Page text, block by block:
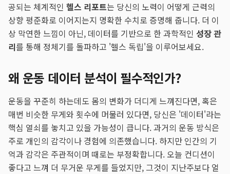
공되는 체계적인 헬스 리포트는 당신의 노력이 어떻게 근력의
상향 평준화로 이어지는지 명확한 수치로 증명해 줍니다. 더 이
상 막연한 느낌이 아닌, 데이터를 기반으로 한 과학적인 성장 관
리를 통해 정체기를 돌파하고 '헬스 독립'을 이루어보세요.
왜 운동 데이터 분석이 필수적인가?
운동을 꾸준히 하는데도 몸의 변화가 더디게 느껴진다면, 혹은
매번 비슷한 무게와 횟수에 머물러 있다면, 당신은 '데이터'라는
핵심 열쇠를 놓치고 있을 가능성이 큽니다. 과거의 운동 방식은
주로 개인의 감각이나 경험에 의존했습니다. 하지만 인간의 기
억과 감각은 주관적이며 때로는 부정확합니다. 오늘 컨디션이
좋다고 느껴 더 무거운 무게를 들었지만, 그것이 지난주보다 얼